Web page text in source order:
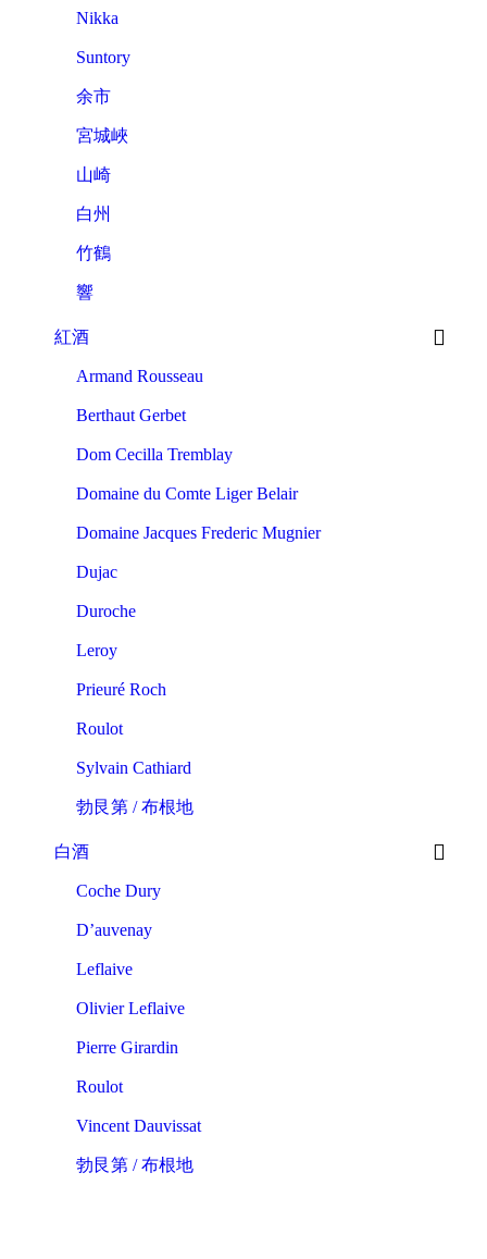
Nikka
Suntory
余市
宮城峽
山崎
白州
竹鶴
響
紅酒
Armand Rousseau
Berthaut Gerbet
Dom Cecilla Tremblay
Domaine du Comte Liger Belair
Domaine Jacques Frederic Mugnier
Dujac
Duroche
Leroy
Prieuré Roch
Roulot
Sylvain Cathiard
勃艮第 / 布根地
白酒
Coche Dury
D’auvenay
Leflaive
Olivier Leflaive
Pierre Girardin
Roulot
Vincent Dauvissat
勃艮第 / 布根地